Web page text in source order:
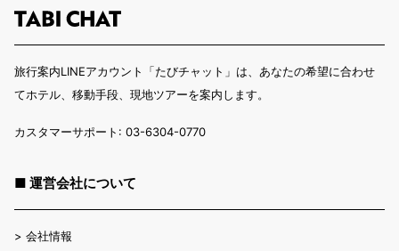
旅行案内LINEアカウント「たびチャット」は、あなたの希望に合わせ
てホテル、移動手段、現地ツアーを案内します。
カスタマーサポート: 03-6304-0770
■ 運営会社について
> 会社情報